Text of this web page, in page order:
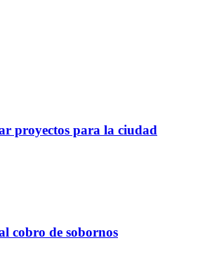
proyectos para la ciudad
cobro de sobornos